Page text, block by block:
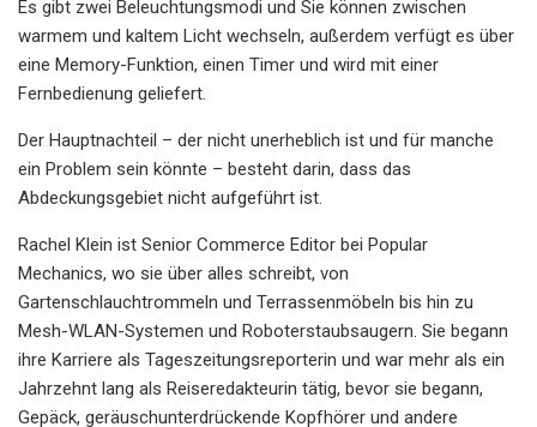
Es gibt zwei Beleuchtungsmodi und Sie können zwischen
warmem und kaltem Licht wechseln, außerdem verfügt es über
eine Memory-Funktion, einen Timer und wird mit einer
Fernbedienung geliefert.
Der Hauptnachteil – der nicht unerheblich ist und für manche
ein Problem sein könnte – besteht darin, dass das
Abdeckungsgebiet nicht aufgeführt ist.
Rachel Klein ist Senior Commerce Editor bei Popular
Mechanics, wo sie über alles schreibt, von
Gartenschlauchtrommeln und Terrassenmöbeln bis hin zu
Mesh-WLAN-Systemen und Roboterstaubsaugern. Sie begann
ihre Karriere als Tageszeitungsreporterin und war mehr als ein
Jahrzehnt lang als Reiseredakteurin tätig, bevor sie begann,
Gepäck, geräuschunterdrückende Kopfhörer und andere